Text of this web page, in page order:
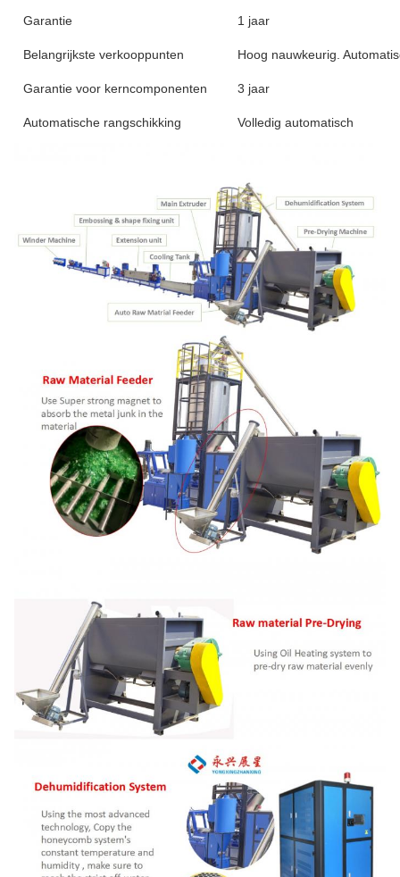
Garantie 1 jaar
Belangrijkste verkooppunten Hoog nauwkeurig.
Garantie voor kerncomponenten 3 jaar
Automatische rangschikking Volledig automatisch